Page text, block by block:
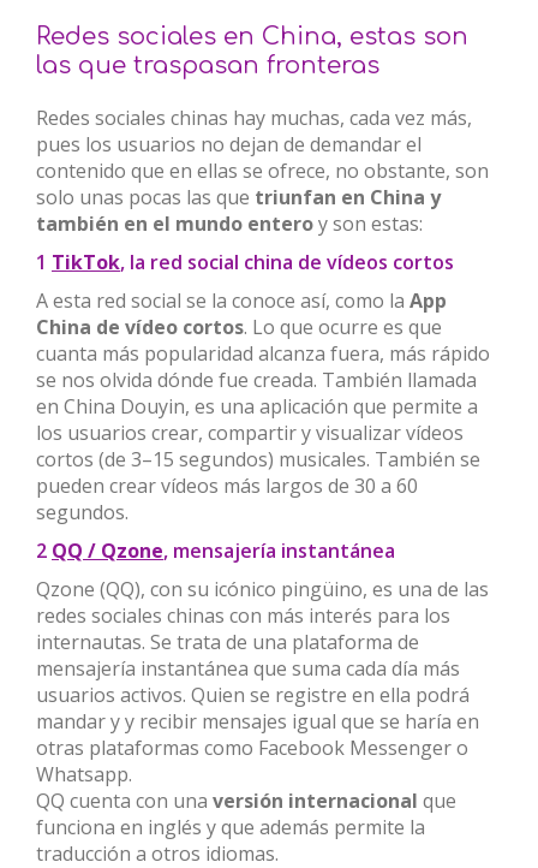
Redes sociales en China, estas son
las que traspasan fronteras
Redes sociales chinas hay muchas, cada vez más,
pues los usuarios no dejan de demandar el
contenido que en ellas se ofrece, no obstante, son
solo unas pocas las que triunfan en China y
también en el mundo enteroy son estas:
1 TikTok, la red social china de vídeos cortos
A esta red social se la conoce así, como la App
China de vídeo cortos. Lo que ocurre es que
cuanta más popularidad alcanza fuera, más rápido
se nos olvida dónde fue creada. También llamada
en China Douyin, es una aplicación que permite a
los usuarios crear, compartir y visualizar vídeos
cortos (de 3–15 segundos​​) musicales. También se
pueden crear vídeos más largos de 30 a 60
segundos.
2 QQ / Qzone, mensajería instantánea
Qzone (QQ), con su icónico pingüino, es una de las
redes sociales chinas con más interés para los
internautas. Se trata de una plataforma de
mensajería instantánea que suma cada día más
usuarios activos. Quien se registre en ella podrá
mandar y y recibir mensajes igual que se haría en
otras plataformas como Facebook Messenger o
Whatsapp.
QQ cuenta con una versión internacional que
funciona en inglés y que además permite la
traducción a otros idiomas.